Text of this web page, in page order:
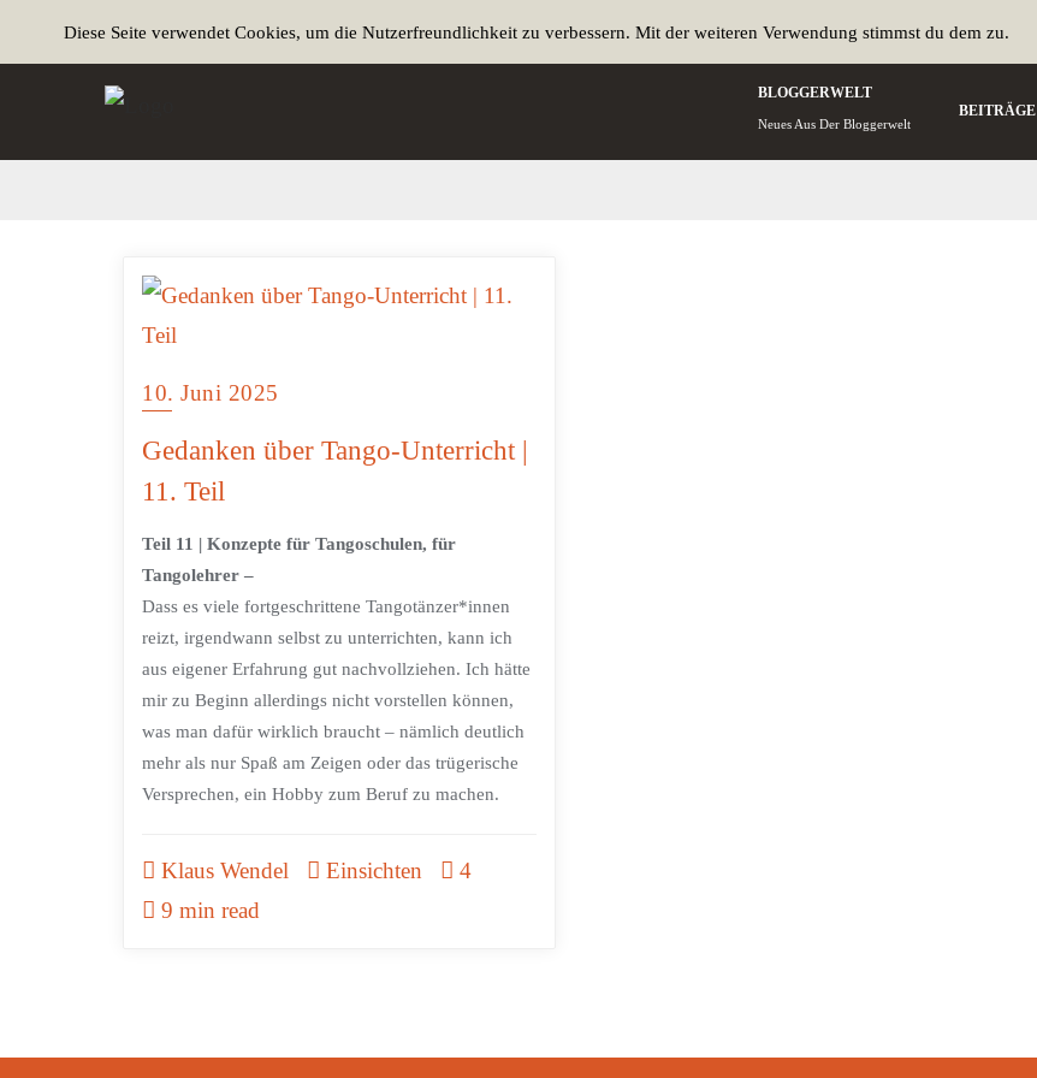
BLOGGERWELT
Neues Aus Der Bloggerwelt
BEITRÄGE
10. Juni 2025
Gedanken über Tango-Unterricht |
11. Teil
Teil 11 | Konzepte für Tangoschulen, für
Tangolehrer –
Dass es viele fortgeschrittene Tangotänzer*innen
reizt, irgendwann selbst zu unterrichten, kann ich
aus eigener Erfahrung gut nachvollziehen. Ich hätte
mir zu Beginn allerdings nicht vorstellen können,
was man dafür wirklich braucht – nämlich deutlich
mehr als nur Spaß am Zeigen oder das trügerische
Versprechen, ein Hobby zum Beruf zu machen.
Klaus Wendel Einsichten
4
9 min read
Diese Seite verwendet Cookies, um die Nutzerfreundlichkeit zu verbessern. Mit der weiteren Verwendung stimmst du dem zu.